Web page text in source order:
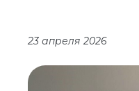
23 апреля 2026